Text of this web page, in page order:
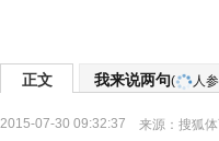
正文 我来说两句( 人
2015-07-30 09:32:37 来源： 搜狐